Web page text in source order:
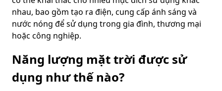
nhau, bao gồm tạo ra điện, cung cấp ánh sáng và
nước nóng để sử dụng trong gia đình, thương mại
hoặc công nghiệp.
Năng lượng mặt trời được sử
dụng như thế nào?